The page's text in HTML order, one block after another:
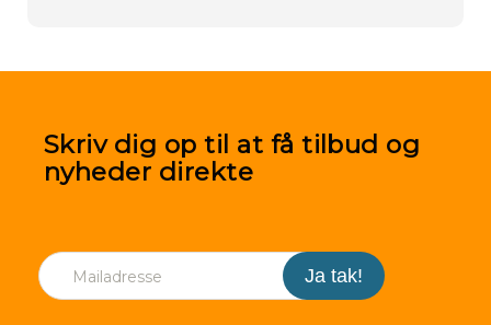
Skriv dig op til at få tilbud og
nyheder direkte